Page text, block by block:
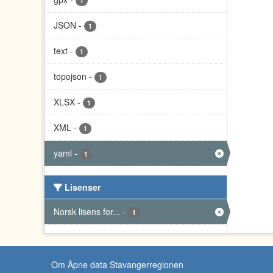
JSON - 1
text - 1
topojson - 1
XLSX - 1
XML - 1
yaml - 1
Lisenser
Norsk lisens for... - 1
Om Åpne data Stavangerregionen